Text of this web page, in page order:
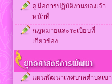
คู่มือการปฏิบัติงานของเจ้า
หน้าที่
กฎหมายและระเบียบที่
เกี่ยวข้อง
แผนพัฒนาเทศบาลตำบลเขา